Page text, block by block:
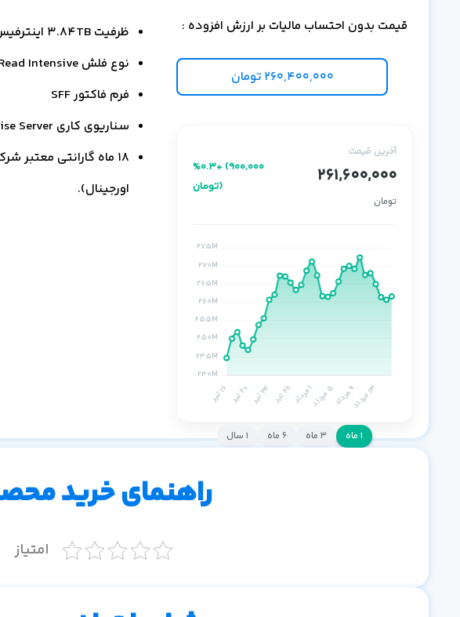
قیمت بدون احتساب مالیات بر ارزش افزوده :
260,400,000 تومان
آخرین قیمت:
261,600,000
تومان
%0.3+ (900,000
تومان)
۱ ماه ۳ ماه ۶ ماه ۱ سال
ظرفیت 3.84TB اینترفیس SATA 6Gbps
نوع فلش Read Intensive
فرم فاکتور SFF
سناریوی کاری Enterprise Server
اورجینال).
راهنمای خرید
امتیاز